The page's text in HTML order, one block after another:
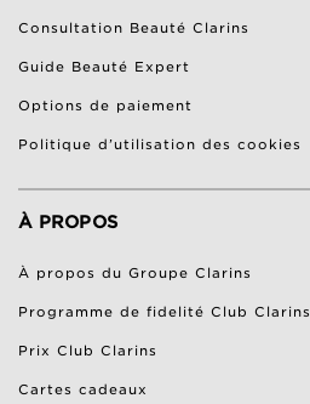
Consultation Beauté Clarins
Guide Beauté Expert
Options de paiement
Politique d’utilisation des cookies
À PROPOS
À propos du Groupe Clarins
Programme de fidelité Club Clarins
Prix Club Clarins
Cartes cadeaux